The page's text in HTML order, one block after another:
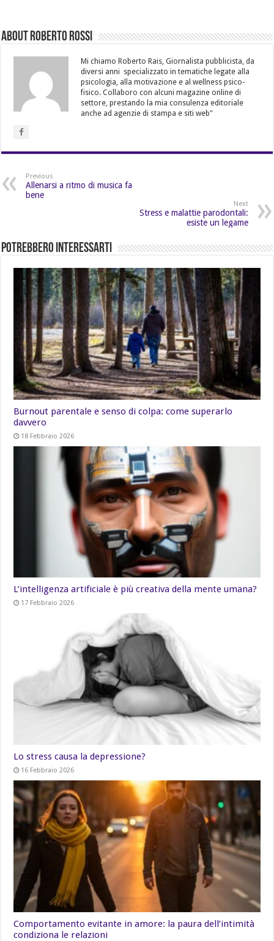
About Roberto Rossi
Mi chiamo Roberto Rais, Giornalista pubblicista, da
diversi anni specializzato in tematiche legate alla
psicologia, alla motivazione e al wellness psico-
fisico. Collaboro con alcuni magazine online di
settore, prestando la mia consulenza editoriale
anche ad agenzie di stampa e siti web"
Previous
Allenarsi a ritmo di musica fa
bene
Next
Stress e malattie parodontali:
esiste un legame
Potrebbero Interessarti
Burnout parentale e senso di colpa: come superarlo
davvero
18 Febbraio 2026
L’intelligenza artificiale è più creativa della mente umana?
17 Febbraio 2026
Lo stress causa la depressione?
16 Febbraio 2026
Comportamento evitante in amore: la paura dell’intimità
condiziona le relazioni